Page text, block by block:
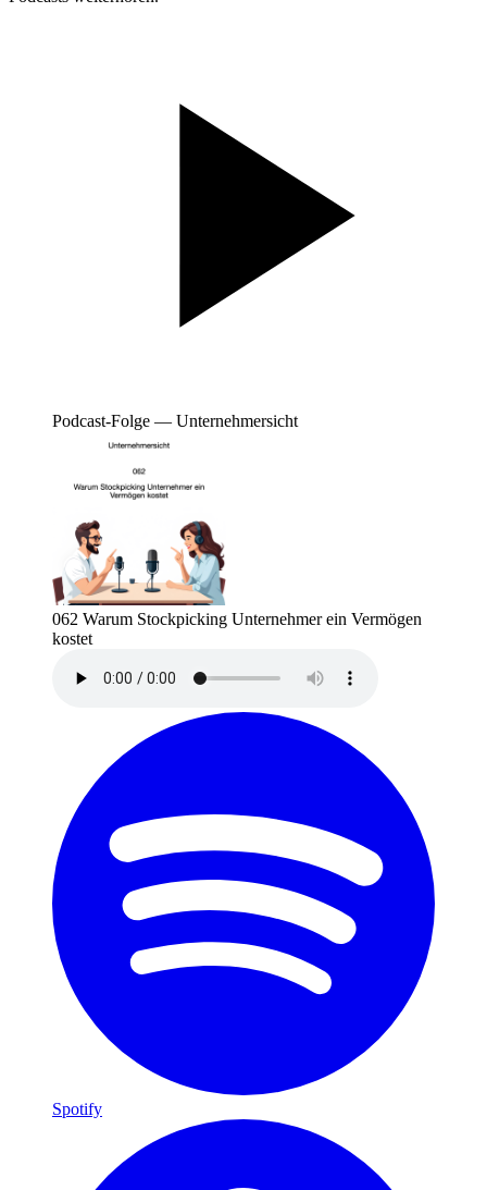
Podcast-Folge — Unternehmersicht
062 Warum Stockpicking Unternehmer ein Vermögen
kostet
Spotify